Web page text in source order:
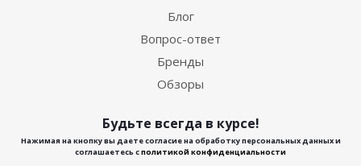
Блог
Вопрос-ответ
Бренды
Обзоры
Будьте всегда в курсе!
Нажимая на кнопку вы даете согласие на обработку персональных данных и
соглашаетесь сполитикой конфиденциальности